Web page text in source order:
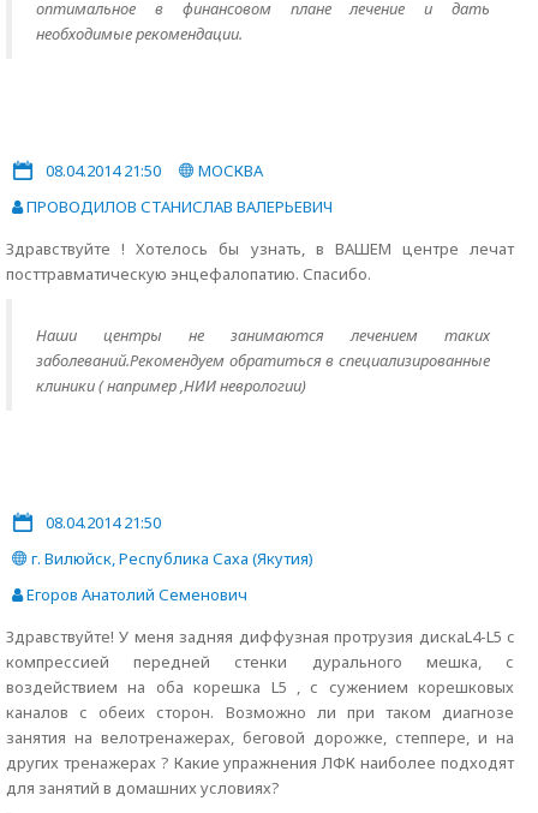
оптимальное в финансовом плане лечение и дать
необходимые рекомендации.
08.04.2014 21:50
МОСКВА
ПРОВОДИЛОВ СТАНИСЛАВ ВАЛЕРЬЕВИЧ
Здравствуйте ! Хотелось бы узнать, в ВАШЕМ центре лечат
посттравматическую энцефалопатию. Спасибо.
Наши центры не занимаются лечением таких
заболеваний.Рекомендуем обратиться в специализированные
клиники ( например ,НИИ неврологии)
08.04.2014 21:50
г. Вилюйск, Республика Саха (Якутия)
Егоров Анатолий Семенович
Здравствуйте! У меня задняя диффузная протрузия дискаL4-L5 c
компрессией передней стенки дурального мешка, с
воздействием на оба корешка L5 , с сужением корешковых
каналов с обеих сторон. Возможно ли при таком диагнозе
занятия на велотренажерах, беговой дорожке, степпере, и на
других тренажерах ? Какие упражнения ЛФК наиболее подходят
для занятий в домашних условиях?